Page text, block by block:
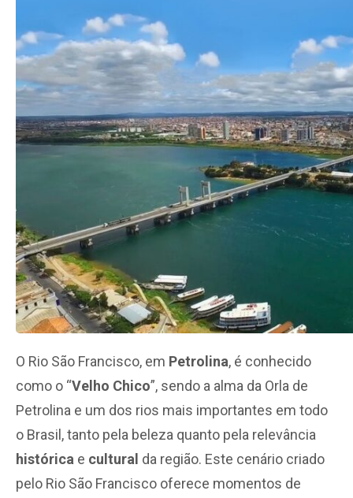
O Rio São Francisco, em Petrolina, é conhecido
como o “Velho Chico”, sendo a alma da Orla de
Petrolina e um dos rios mais importantes em todo
o Brasil, tanto pela beleza quanto pela relevância
histórica e cultural da região. Este cenário criado
pelo Rio São Francisco oferece momentos de